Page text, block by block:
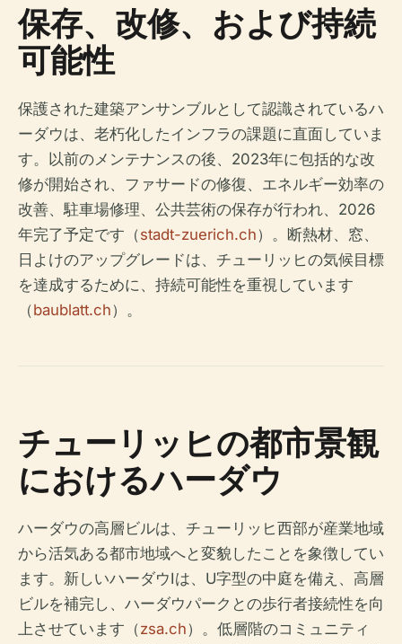
保存、改修、および持続
可能性
保護された建築アンサンブルとして認識されているハ
ーダウは、老朽化したインフラの課題に直面していま
す。以前のメンテナンスの後、2023年に包括的な改
修が開始され、ファサードの修復、エネルギー効率の
改善、駐車場修理、公共芸術の保存が行われ、2026
年完了予定です（stadt-zuerich.ch）。断熱材、窓、
日よけのアップグレードは、チューリッヒの気候目標
を達成するために、持続可能性を重視しています
（baublatt.ch）。
チューリッヒの都市景観
におけるハーダウ
ハーダウの高層ビルは、チューリッヒ西部が産業地域
から活気ある都市地域へと変貌したことを象徴してい
ます。新しいハーダウIは、U字型の中庭を備え、高層
ビルを補完し、ハーダウパークとの歩行者接続性を向
上させています（zsa.ch）。低層階のコミュニティ